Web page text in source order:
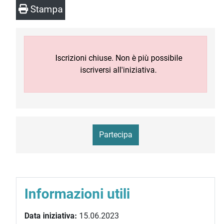
Stampa
Iscrizioni chiuse. Non è più possibile
iscriversi all'iniziativa.
Partecipa
Informazioni utili
Data iniziativa: 15.06.2023